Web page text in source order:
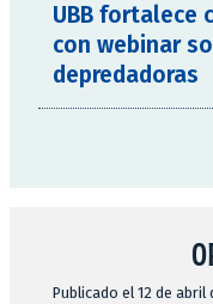
UBB fortalece
con webinar
depredadoras
Publicado el 12 de abril